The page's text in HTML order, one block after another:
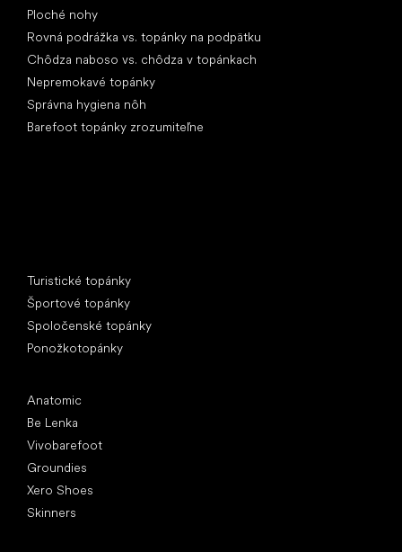
Ploché nohy
Rovná podrážka vs. topánky na podpätku
Chôdza naboso vs. chôdza v topánkach
Nepremokavé topánky
Správna hygiena nôh
Barefoot topánky zrozumiteľne
Turistické topánky
Športové topánky
Spoločenské topánky
Ponožkotopánky
Anatomic
Be Lenka
Vivobarefoot
Groundies
Xero Shoes
Skinners